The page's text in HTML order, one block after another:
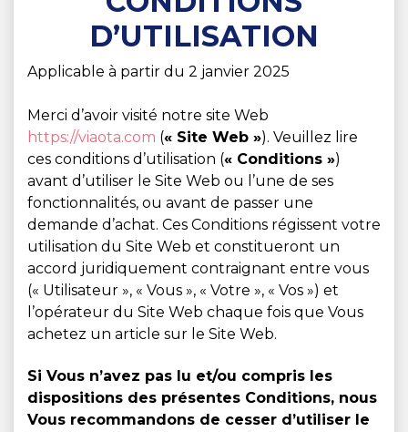
D’UTILISATION
Applicable à partir du 2 janvier 2025
Merci d’avoir visité notre site Web
https://viaota.com (« Site Web »). Veuillez lire
ces conditions d’utilisation (« Conditions »)
avant d’utiliser le Site Web ou l’une de ses
fonctionnalités, ou avant de passer une
demande d’achat. Ces Conditions régissent votre
utilisation du Site Web et constitueront un
accord juridiquement contraignant entre vous
(« Utilisateur », « Vous », « Votre », « Vos ») et
l’opérateur du Site Web chaque fois que Vous
achetez un article sur le Site Web.
Si Vous n’avez pas lu et/ou compris les
dispositions des présentes Conditions, nous
Vous recommandons de cesser d’utiliser le